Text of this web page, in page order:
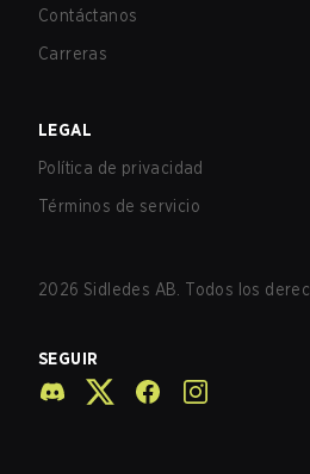
Contáctanos
Carreras
LEGAL
Política de privacidad
Términos de servicio
2026 Sidledes AB. Todos los
SEGUIR